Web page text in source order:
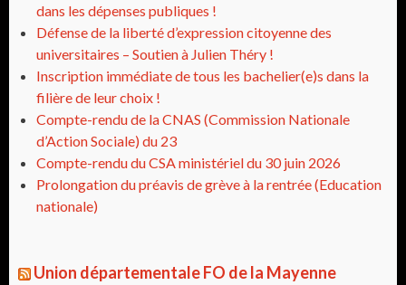
dans les dépenses publiques !
Défense de la liberté d’expression citoyenne des
universitaires – Soutien à Julien Théry !
Inscription immédiate de tous les bachelier(e)s dans la
filière de leur choix !
Compte-rendu de la CNAS (Commission Nationale
d’Action Sociale) du 23
Compte-rendu du CSA ministériel du 30 juin 2026
Prolongation du préavis de grève à la rentrée (Education
nationale)
Union départementale FO de la Mayenne